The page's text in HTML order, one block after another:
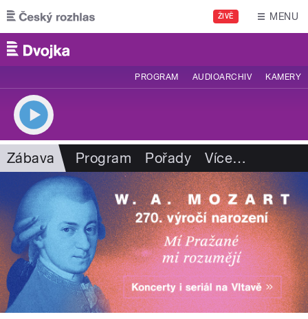
Přejít k hlavnímu obsahu
ŽIVĚ MENU
PROGRAM AUDIOARCHIV KAMERY
Zábava Program Pořady Více…